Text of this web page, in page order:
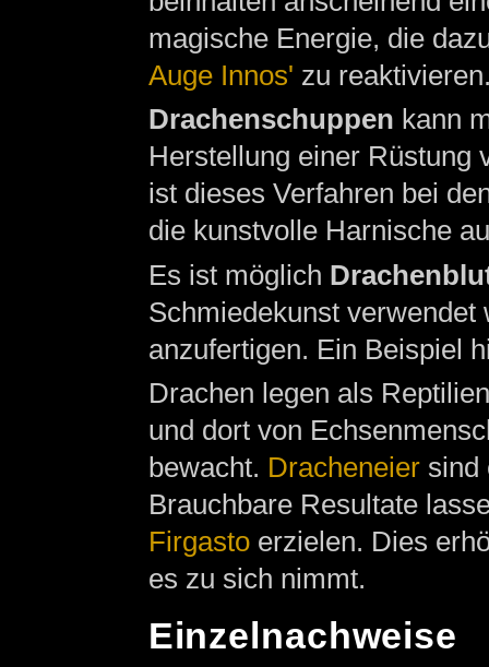
magische Energie, die
Auge Innos' zu
Drachenschuppen kann
Herstellung einer Rüstung
ist dieses Verfahren bei
die kunstvolle Harnische
Es ist möglich
Schmiedekunst
anzufertigen. Ein Beispiel
Drachen legen als
und dort von
bewacht. Dracheneiersind
Brauchbare Resultate
Firgastoerzielen. Dies
es zu sich nimmt.
Einzelnachweise